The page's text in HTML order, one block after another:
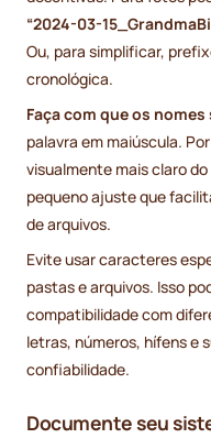
“2024-03-
Ou, para simplificar,
cronológica.
Faça com que os
palavra em maiúscula.
visualmente mais claro
pequeno ajuste que
de arquivos.
Evite usar caracteres
pastas e arquivos. Isso
compatibilidade com
letras, números, hífens e
confiabilidade.
Documente seu